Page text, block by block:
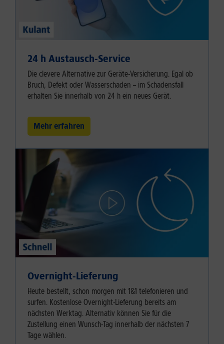
24 h Austausch-Service
Die clevere Alternative zur Geräte-Versicherung. Egal ob
Bruch, Defekt oder Wasserschaden – im Schadensfall
erhalten Sie innerhalb von 24 h ein neues Gerät.
Mehr erfahren
Overnight-Lieferung
Heute bestellt, schon morgen mit 1&1 telefonieren und
surfen. Kostenlose Overnight-Lieferung bereits am
nächsten Werktag. Alternativ können Sie für die
Zustellung einen Wunsch-Tag innerhalb der nächsten 7
Tage wählen.